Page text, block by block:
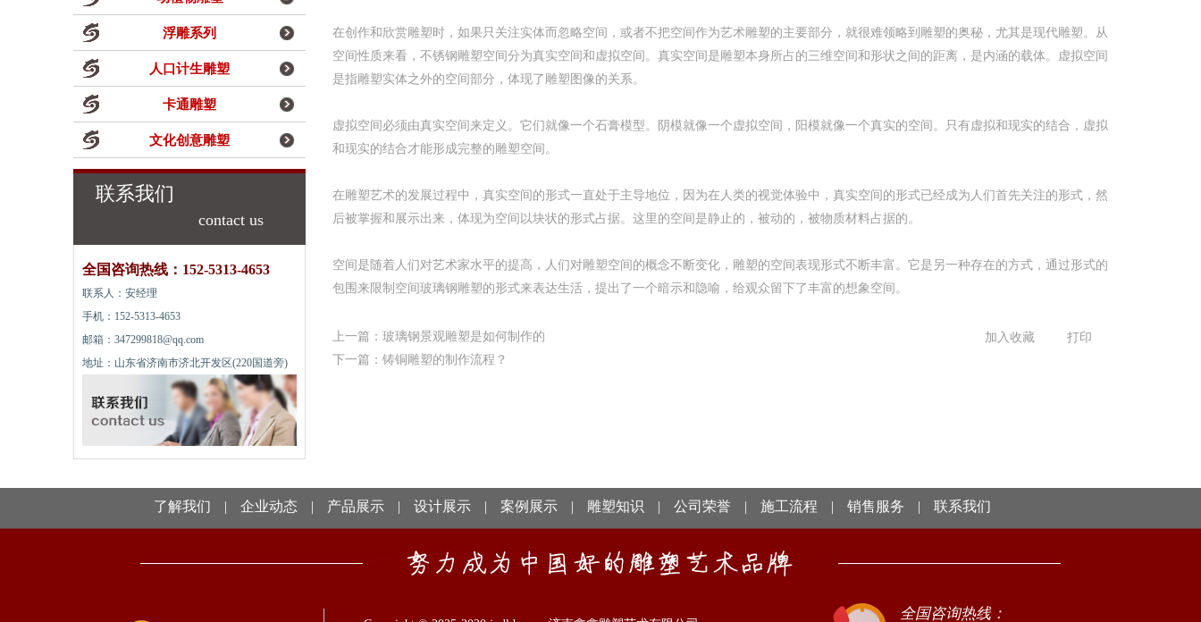
浮雕系列
人口计生雕塑
卡通雕塑
文化创意雕塑
联系我们
contact us
全国咨询热线：152-5313-4653
联系人：安经理
手机：152-5313-4653
邮箱：347299818@qq.com
地址：山东省济南市济北开发区(220国道旁)
在创作和欣赏雕塑时，如果只关注实体而忽略空间，或者不把空间作为艺术雕塑的主要部分，就很难领略到雕塑的奥秘，尤其是现代雕塑。从
空间性质来看，不锈钢雕塑空间分为真实空间和虚拟空间。真实空间是雕塑本身所占的三维空间和形状之间的距离，是内涵的载体。虚拟空间
是指雕塑实体之外的空间部分，体现了雕塑图像的关系。
虚拟空间必须由真实空间来定义。它们就像一个石膏模型。阴模就像一个虚拟空间，阳模就像一个真实的空间。只有虚拟和现实的结合，虚拟
和现实的结合才能形成完整的雕塑空间。
在雕塑艺术的发展过程中，真实空间的形式一直处于主导地位，因为在人类的视觉体验中，真实空间的形式已经成为人们首先关注的形式，然
后被掌握和展示出来，体现为空间以块状的形式占据。这里的空间是静止的，被动的，被物质材料占据的。
空间是随着人们对艺术家水平的提高，人们对雕塑空间的概念不断变化，雕塑的空间表现形式不断丰富。它是另一种存在的方式，通过形式的
包围来限制空间玻璃钢雕塑的形式来表达生活，提出了一个暗示和隐喻，给观众留下了丰富的想象空间。
上一篇： 玻璃钢景观雕塑是如何制作的
下一篇： 铸铜雕塑的制作流程？
加入收藏 打印
了解我们 | 企业动态 | 产品展示 | 设计展示 | 案例展示 | 雕塑知识 | 公司荣誉 | 施工流程 | 销售服务 | 联系我们
全国咨询热线：